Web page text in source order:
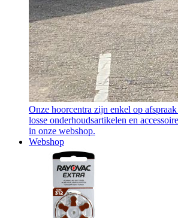
Onze hoorcentra zijn enkel op
losse onderhoudsartikelen en
in onze webshop.
Webshop